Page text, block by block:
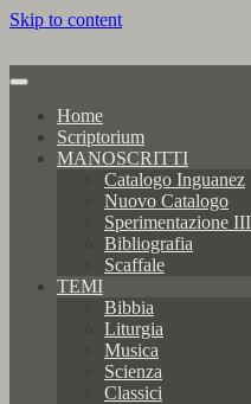
Skip to content
Home
Scriptorium
MANOSCRITTI
Catalogo Inguanez
Nuovo Catalogo
Sperimentazione
Bibliografia
Scaffale
TEMI
Bibbia
Liturgia
Musica
Scienza
Classici